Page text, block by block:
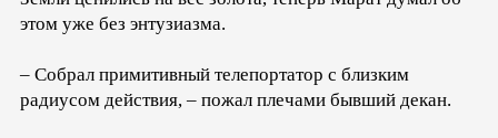
этом уже без энтузиазма.
– Собрал примитивный телепортатор с близким
радиусом действия, – пожал плечами бывший декан.